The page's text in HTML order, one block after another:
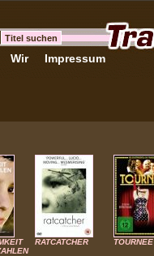
Wir Impressum
RATCATCHER TOURNEE